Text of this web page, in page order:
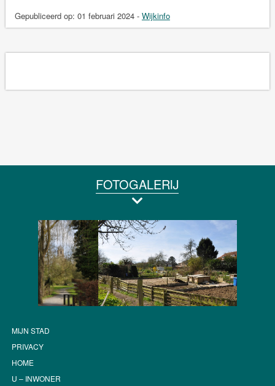
Gepubliceerd op: 01 februari 2024 - Wijkinfo
FOTOGALERIJ
MIJN STAD
PRIVACY
HOME
U – INWONER